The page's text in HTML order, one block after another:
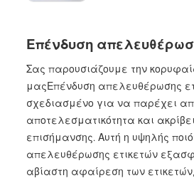
Επένδυση
Σας παρουσιάζουμε την
μαςΕπένδυση απελευθέρωσης
σχεδιασμένο για να παρέχει
αποτελεσματικότητα και
επισήμανσης. Αυτή η υψηλής
απελευθέρωσης ετικετών
αβίαστη αφαίρεση των